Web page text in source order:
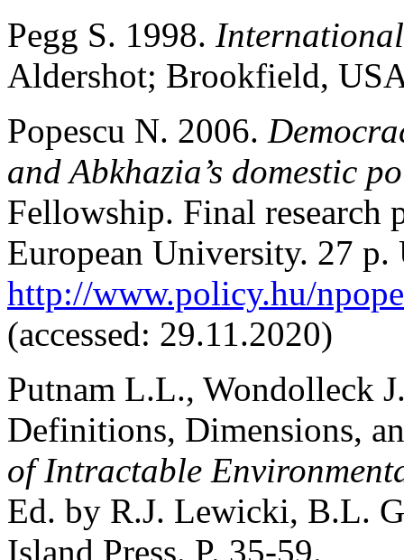
Pegg S. 1998.
Aldershot; Brookfield,
Popescu N. 2006.
and Abkhazia’s domestic
Fellowship. Final research
European University. 27 p.
http://www.policy.hu/
(accessed: 29.11.2020)
Putnam L.L., Wondolleck
Definitions, Dimensions,
of Intractable
Ed. by R.J. Lewicki, B.L.
Island Press. P. 35-59.